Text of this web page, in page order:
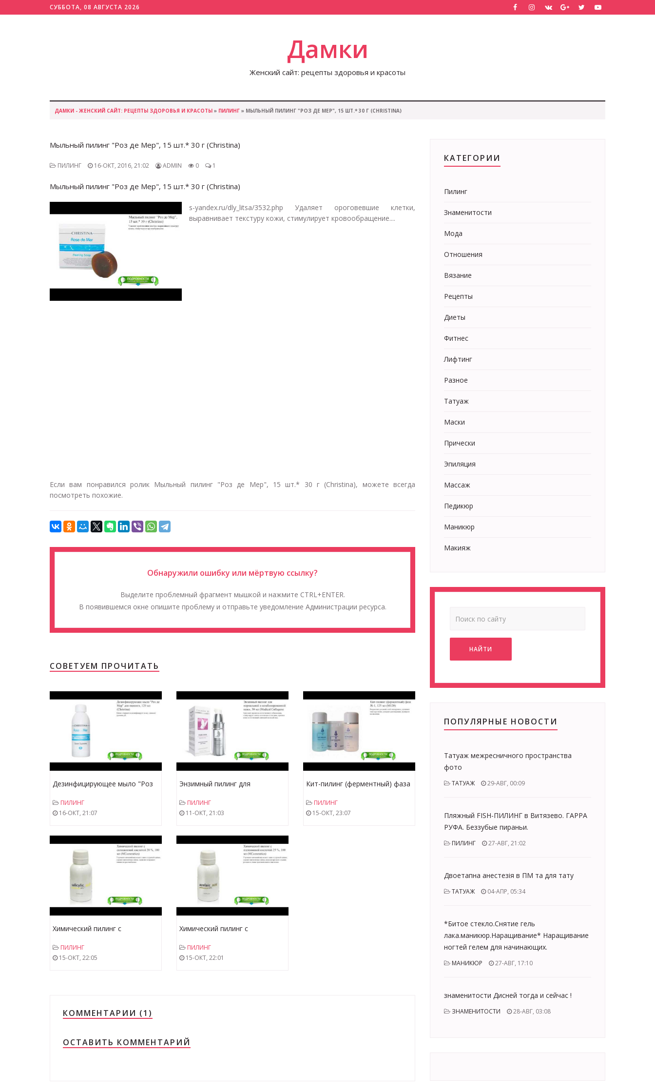
СУББОТА, 08 АВГУСТА 2026
Дамки
Женский сайт: рецепты здоровья и красоты
ДАМКИ - ЖЕНСКИЙ САЙТ: РЕЦЕПТЫ ЗДОРОВЬЯ И КРАСОТЫ » ПИЛИНГ » МЫЛЬНЫЙ ПИЛИНГ "РОЗ ДЕ МЕР", 15 ШТ.* 30 Г (CHRISTINA)
Мыльный пилинг "Роз де Мер", 15 шт.* 30 г (Christina)
ПИЛИНГ 16-ОКТ, 2016, 21:02 ADMIN 0 1
Мыльный пилинг "Роз де Мер", 15 шт.* 30 г (Christina)
s-yandex.ru/dly_litsa/3532.php Удаляет ороговевшие клетки,
выравнивает текстуру кожи, стимулирует кровообращение....
Если вам понравился ролик Мыльный пилинг "Роз де Мер", 15 шт.* 30 г (Christina), можете всегда
посмотреть похожие.
Обнаружили ошибку или мёртвую ссылку?
Выделите проблемный фрагмент мышкой и нажмите CTRL+ENTER.
В появившемся окне опишите проблему и отправьте уведомление Администрации ресурса.
СОВЕТУЕМ ПРОЧИТАТЬ
Дезинфицирующее мыло "Роз
(Christina)
ПИЛИНГ
16-ОКТ, 21:07
Энзимный пилинг для
комбинированной кожи, 30 мл
(Medical Collagene 3D)
ПИЛИНГ
11-ОКТ, 21:03
Кит-пилинг (ферментный) фаза
ПИЛИНГ
15-ОКТ, 23:07
Химический пилинг с
100 мл (MCcosmetics)
ПИЛИНГ
15-ОКТ, 22:05
Химический пилинг с
100 мл (MCcosmetics)
ПИЛИНГ
15-ОКТ, 22:01
КОММЕНТАРИИ (1)
ОСТАВИТЬ КОММЕНТАРИЙ
КАТЕГОРИИ
Пилинг
Знаменитости
Мода
Отношения
Вязание
Рецепты
Диеты
Фитнес
Лифтинг
Разное
Татуаж
Маски
Прически
Эпиляция
Массаж
Педикюр
Маникюр
Макияж
НАЙТИ
ПОПУЛЯРНЫЕ НОВОСТИ
Татуаж межресничного пространства
фото
ТАТУАЖ 29-АВГ, 00:09
Пляжный FISH-ПИЛИНГ в Витязево. ГАРРА
РУФА. Беззубые пираньи.
ПИЛИНГ 27-АВГ, 21:02
Двоетапна анестезія в ПМ та для тату
ТАТУАЖ 04-АПР, 05:34
*Битое стекло.Снятие гель
лака.маникюр.Наращивание* Наращивание
ногтей гелем для начинающих.
МАНИКЮР 27-АВГ, 17:10
знаменитости Дисней тогда и сейчас !
ЗНАМЕНИТОСТИ 28-АВГ, 03:08